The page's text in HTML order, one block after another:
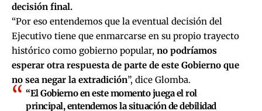
decisión final.
“Por eso entendemos que la eventual decisión del
Ejecutivo tiene que enmarcarse en su propio trayecto
histórico como gobierno popular, no podríamos
esperar otra respuesta de parte de este Gobierno que
no sea negar la extradición”, dice Glomba.
“El Gobierno en este momento juega el rol
principal, entendemos la situación de debilidad